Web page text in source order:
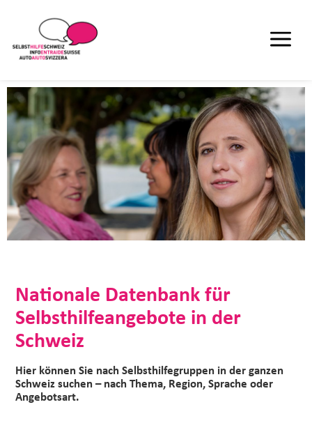
Nationale Datenbank für
Selbsthilfeangebote in der
Schweiz
Hier können Sie nach Selbsthilfegruppen in der ganzen
Schweiz suchen – nach Thema, Region, Sprache oder
Angebotsart.